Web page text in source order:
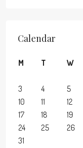
Calendar
M T W
3
4 5
10
11 12
17
18 19
24
25 26
31